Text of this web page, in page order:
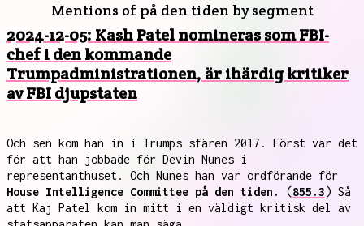
Mentions of på den tiden by segment
2024-12-05: Kash Patel nomineras som FBI-
chef i den kommande
Trumpadministrationen, är ihärdig kritiker
av FBI djupstaten
Och sen kom han in i Trumps sfären 2017. Först var det
för att han jobbade för Devin Nunes i
representanthuset. Och Nunes han var ordförande för
House Intelligence Committee på den tiden.
(855.3) Så
att Kaj Patel kom in mitt i en väldigt kritisk del av